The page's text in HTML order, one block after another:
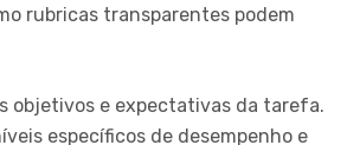
rubricas transparentes podem
objetivos e expectativas da tarefa.
específicos de desempenho e